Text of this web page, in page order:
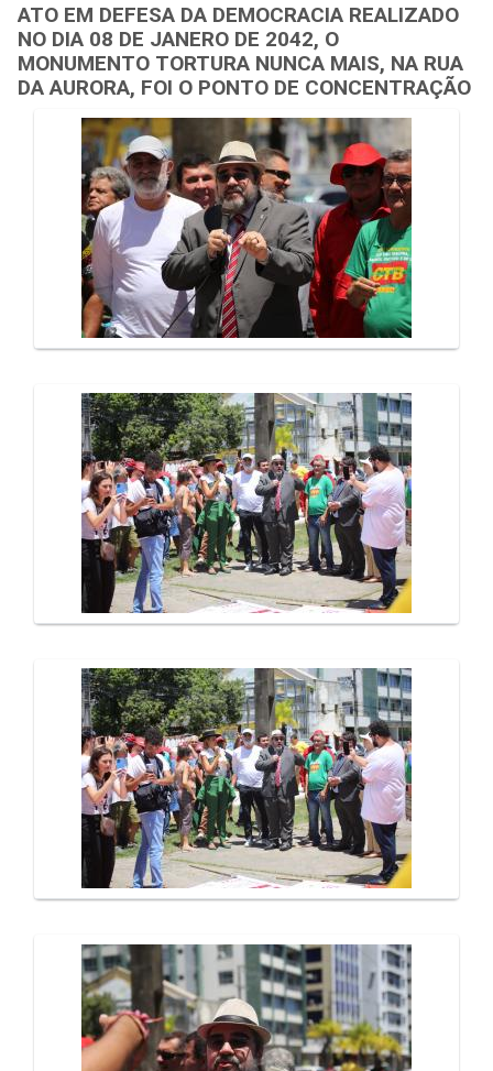
ATO EM DEFESA DA DEMOCRACIA REALIZADO
NO DIA 08 DE JANERO DE 2042, O
MONUMENTO TORTURA NUNCA MAIS, NA RUA
DA AURORA, FOI O PONTO DE CONCENTRAÇÃO
Galeria de Mídias